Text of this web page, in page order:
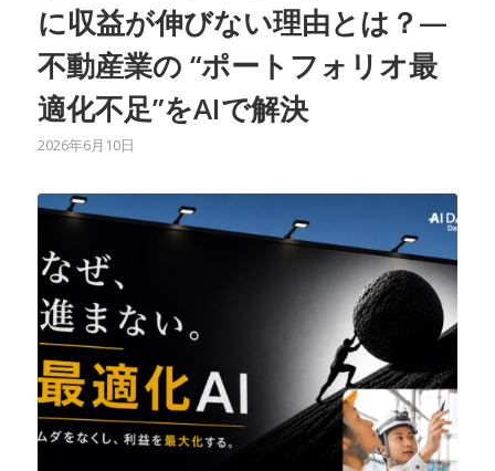
に収益が伸びない理由とは？—
不動産業の “ポートフォリオ最
適化不足”をAIで解決
2026年6月10日